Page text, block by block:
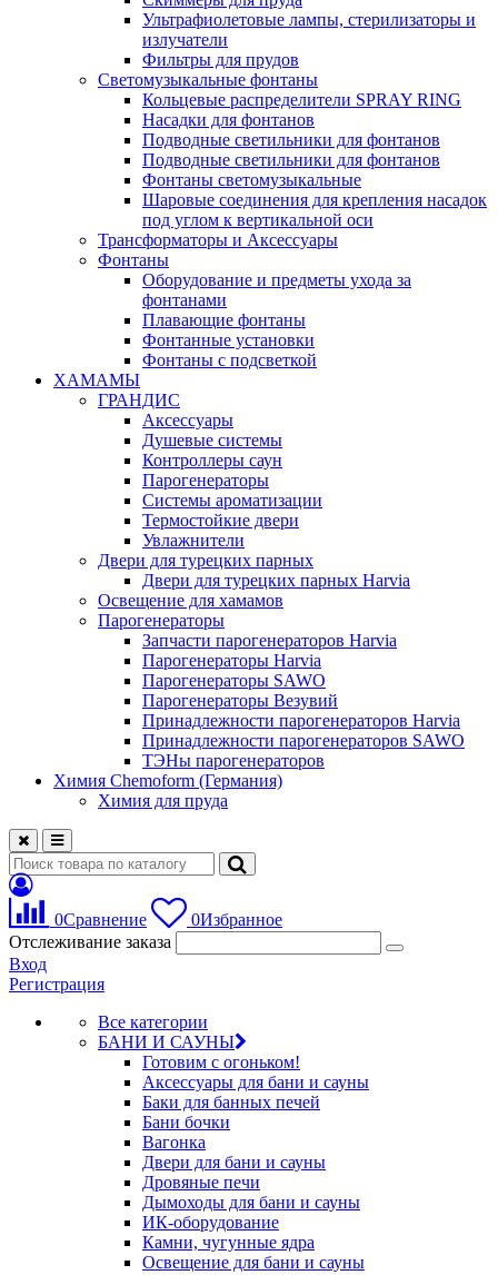
Ультрафиолетовые лампы, стерилизаторы и
излучатели
Фильтры для прудов
Светомузыкальные фонтаны
Кольцевые распределители SPRAY RING
Насадки для фонтанов
Подводные светильники для фонтанов
Подводные светильники для фонтанов
Фонтаны светомузыкальные
Шаровые соединения для крепления насадок
под углом к вертикальной оси
Трансформаторы и Аксессуары
Фонтаны
Оборудование и предметы ухода за
фонтанами
Плавающие фонтаны
Фонтанные установки
Фонтаны с подсветкой
ХАМАМЫ
ГРАНДИС
Аксессуары
Душевые системы
Контроллеры саун
Парогенераторы
Системы ароматизации
Термостойкие двери
Увлажнители
Двери для турецких парных
Двери для турецких парных Harvia
Освещение для хамамов
Парогенераторы
Запчасти парогенераторов Harvia
Парогенераторы Harvia
Парогенераторы SAWO
Парогенераторы Везувий
Принадлежности парогенераторов Harvia
Принадлежности парогенераторов SAWO
ТЭНы парогенераторов
Химия Chemoform (Германия)
Химия для пруда
0Сравнение 0Избранное
Отслеживание заказа
Вход
Регистрация
Все категории
БАНИ И САУНЫ
Готовим с огоньком!
Аксессуары для бани и сауны
Баки для банных печей
Бани бочки
Вагонка
Двери для бани и сауны
Дровяные печи
Дымоходы для бани и сауны
ИК-оборудование
Камни, чугунные ядра
Освещение для бани и сауны